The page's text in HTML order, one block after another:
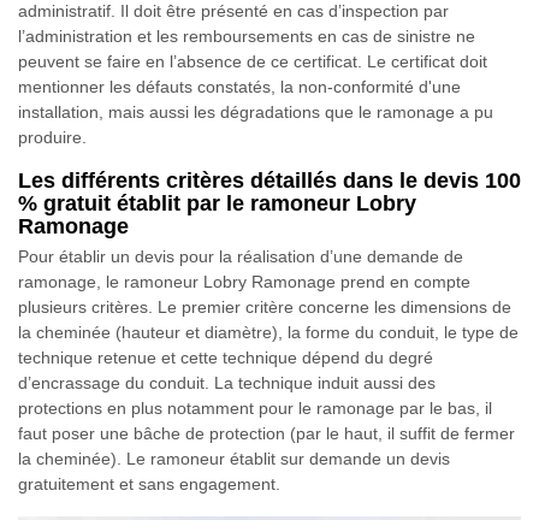
administratif. Il doit être présenté en cas d’inspection par
l’administration et les remboursements en cas de sinistre ne
peuvent se faire en l’absence de ce certificat. Le certificat doit
mentionner les défauts constatés, la non-conformité d'une
installation, mais aussi les dégradations que le ramonage a pu
produire.
Les différents critères détaillés dans le devis 100
% gratuit établit par le ramoneur Lobry
Ramonage
Pour établir un devis pour la réalisation d’une demande de
ramonage, le ramoneur Lobry Ramonage prend en compte
plusieurs critères. Le premier critère concerne les dimensions de
la cheminée (hauteur et diamètre), la forme du conduit, le type de
technique retenue et cette technique dépend du degré
d’encrassage du conduit. La technique induit aussi des
protections en plus notamment pour le ramonage par le bas, il
faut poser une bâche de protection (par le haut, il suffit de fermer
la cheminée). Le ramoneur établit sur demande un devis
gratuitement et sans engagement.